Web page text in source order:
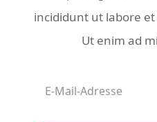
incididunt ut labore
Ut enim ad